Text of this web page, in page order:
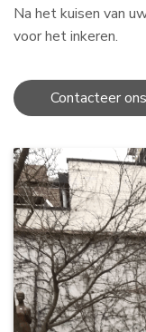
Na het kuisen van
voor het inkeren.
Contacteer ons